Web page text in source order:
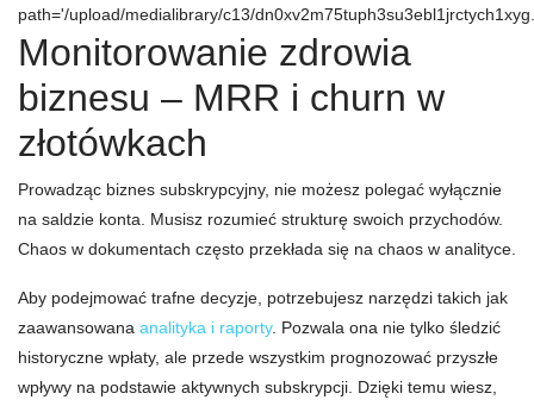
path='/upload/medialibrary/c13/
Monitorowanie zdrowia
biznesu – MRR i churn w
złotówkach
Prowadząc biznes subskrypcyjny, nie możesz polegać wyłącznie
na saldzie konta. Musisz rozumieć strukturę swoich przychodów.
Chaos w dokumentach często przekłada się na chaos w analityce.
Aby podejmować trafne decyzje, potrzebujesz narzędzi takich jak
zaawansowana analityka i raporty. Pozwala ona nie tylko śledzić
historyczne wpłaty, ale przede wszystkim prognozować przyszłe
wpływy na podstawie aktywnych subskrypcji. Dzięki temu wiesz,